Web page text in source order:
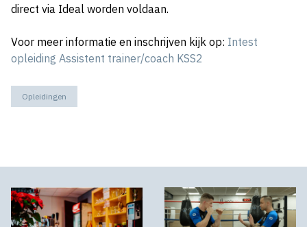
direct via Ideal worden voldaan.
Voor meer informatie en inschrijven kijk op: Intest
opleiding Assistent trainer/coach KSS2
Opleidingen